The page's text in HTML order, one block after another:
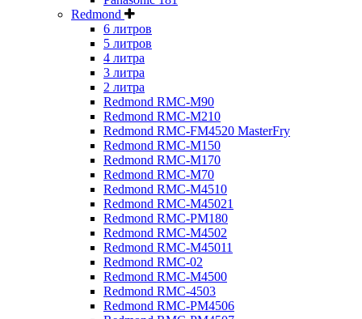
Redmond
6 литров
5 литров
4 литра
3 литра
2 литра
Redmond RMC-M90
Redmond RMC-M210
Redmond RMC-FM4520 MasterFry
Redmond RMC-M150
Redmond RMC-M170
Redmond RMC-M70
Redmond RMC-M4510
Redmond RMC-M45021
Redmond RMC-PM180
Redmond RMC-M4502
Redmond RMC-M45011
Redmond RMC-02
Redmond RMC-M4500
Redmond RMC-4503
Redmond RMC-PM4506